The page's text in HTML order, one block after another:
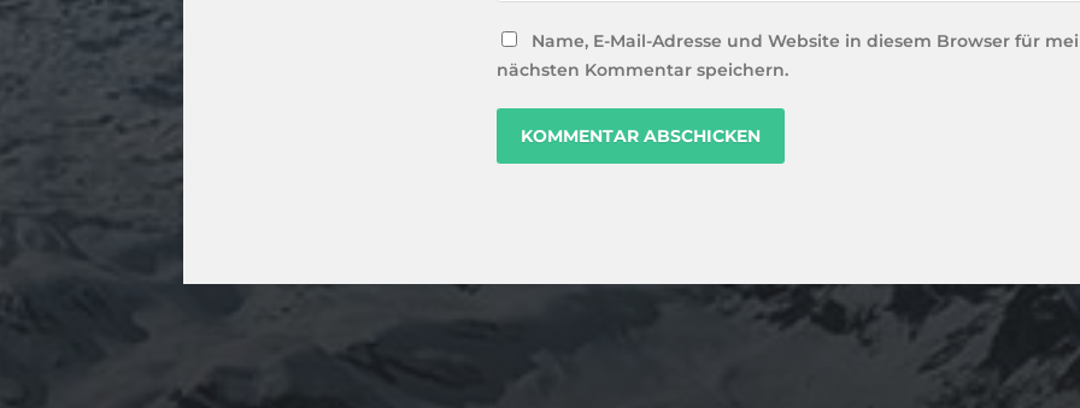
Name, E-Mail-Adresse und Website in diesem Browser für
nächsten Kommentar speichern.